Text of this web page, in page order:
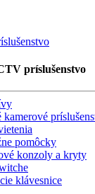
príslušenstvo
kamerové
pomôcky
konzoly a kryty
klávesnice